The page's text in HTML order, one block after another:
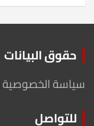
حقوق البيانات
سياسة الخصوصية
للتواصل